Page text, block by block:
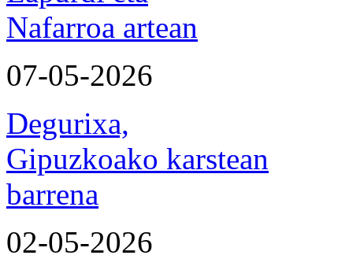
Nafarroa artean
07-05-2026
Degurixa,
Gipuzkoako karstean
barrena
02-05-2026